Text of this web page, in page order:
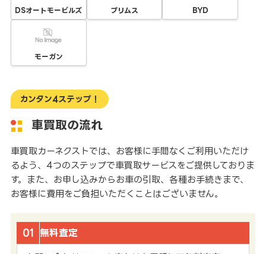
DSオートモービルズ プリムス BYD
モーガン
カンタン4ステップ！
車買取の流れ
車買取カーネクストでは、お客様に手間なくご利用いただけ
るよう、4つのステップで車買取サービスをご提供しておりま
す。また、お申し込みからお車の引取、各種お手続きまで、
お客様に費用をご負担いただくことはございません。
01 無料査定